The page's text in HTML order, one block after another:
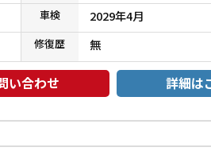
車検 2029年4月
修復歴 無
い合わせ 詳細は